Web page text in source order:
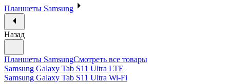
Планшеты Samsung
Назад
Планшеты SamsungСмотреть все товары
Samsung Galaxy Tab S11 Ultra LTE
Samsung Galaxy Tab S11 Ultra Wi-Fi